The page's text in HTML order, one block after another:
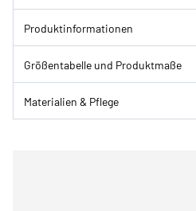
Produktinformationen
Größentabelle und Produktmaße
Materialien & Pflege